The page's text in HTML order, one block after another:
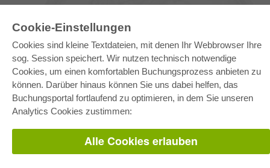
Cookie-Einstellungen
Cookies sind kleine Textdateien, mit denen Ihr Webbrowser Ihre
sog. Session speichert. Wir nutzen technisch notwendige
Cookies, um einen komfortablen Buchungsprozess anbieten zu
können. Darüber hinaus können Sie uns dabei helfen, das
Buchungsportal fortlaufend zu optimieren, in dem Sie unseren
Analytics Cookies zustimmen:
Alle Cookies erlauben
E-COLLECTION
Gesamtpaket
Fachbereichspakete
Pick & Choose
Häufig gestellte Fragen (FAQ)